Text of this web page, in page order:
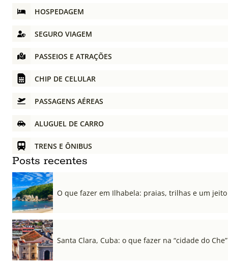
HOSPEDAGEM
SEGURO VIAGEM
PASSEIOS E ATRAÇÕES
CHIP DE CELULAR
PASSAGENS AÉREAS
ALUGUEL DE CARRO
TRENS E ÔNIBUS
Posts recentes
O que fazer em Ilhabela: praias, trilhas e um
Santa Clara, Cuba: o que fazer na “cidade do Che”